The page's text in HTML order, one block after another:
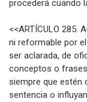
procederá cuando
<<ARTÍCULO 285.
ni reformable por
ser aclarada, de
conceptos o
siempre que estén
sentencia o